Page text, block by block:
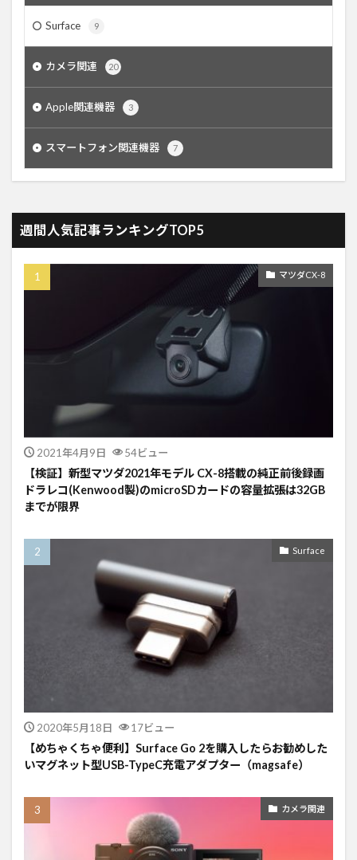
Surface 9
カメラ関連 20
Apple関連機器 3
スマートフォン関連機器 7
週間人気記事ランキングTOP5
マツダCX-8
2021年4月9日 54ビュー
【検証】新型マツダ2021年モデル CX-8搭載の純正前後録画
ドラレコ(Kenwood製)のmicroSDカードの容量拡張は32GB
までが限界
Surface
2020年5月18日 17ビュー
【めちゃくちゃ便利】Surface Go 2を購入したらお勧めした
いマグネット型USB-TypeC充電アダプター（magsafe）
カメラ関連